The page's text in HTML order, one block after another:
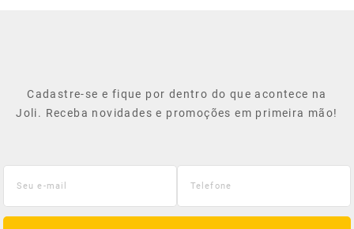
Cadastre-se e fique por dentro do que acontece na
Joli. Receba novidades e promoções em primeira mão!